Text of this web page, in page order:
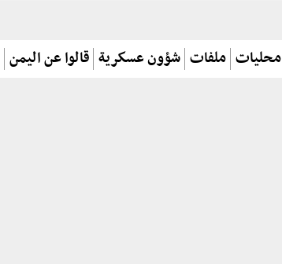
محليات ملفات شؤون عسكرية قالوا عن اليمن